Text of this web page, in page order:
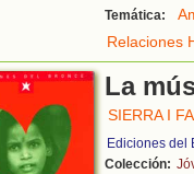
Temática:
Relaciones
La
SIERRA I
Ediciones del
Colección: